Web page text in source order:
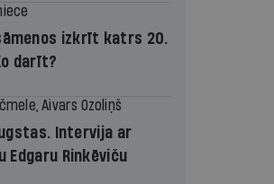
izkrīt katrs 20.
darīt?
Aivars Ozoliņš
Intervija ar
Rinkēviču